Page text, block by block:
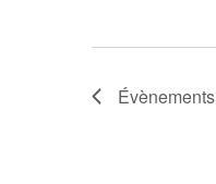
Évènements